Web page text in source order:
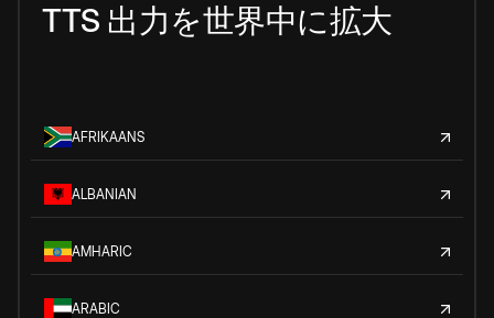
TTS 出力を世界中に拡大
AFRIKAANS
ALBANIAN
AMHARIC
ARABIC